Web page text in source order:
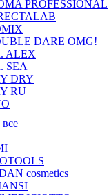
PROFESSIONAL
DARE OMG!
ALEX
SEA
DRY
RU
все
cosmetics